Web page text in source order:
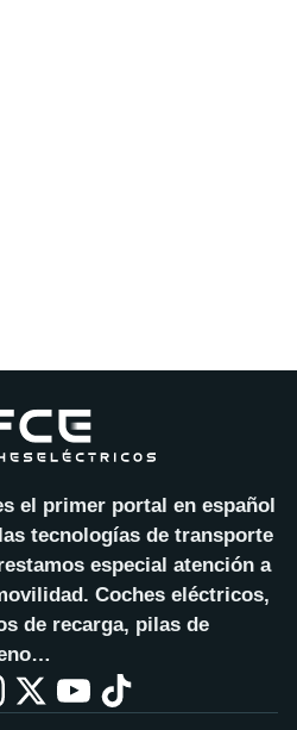
el primer portal en español
tecnologías de transporte
especial atención a
Coches eléctricos,
de recarga, pilas de